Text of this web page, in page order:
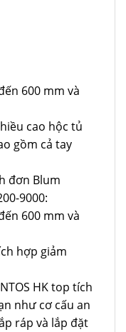
600 mm và
cao hộc tủ
gồm cả tay
đơn Blum
9000:
600 mm và
hợp giảm
HK top tích
như cơ cấu an
ráp và lắp đặt